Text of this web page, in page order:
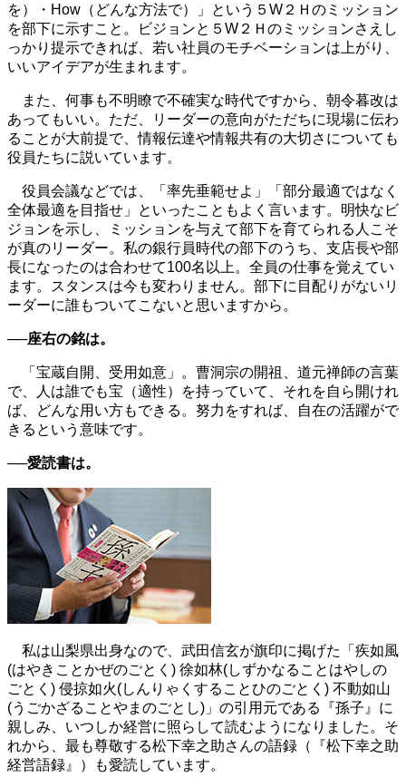
を）・How（どんな方法で）」という５W２Ｈのミッション
を部下に示すこと。ビジョンと５W２Ｈのミッションさえし
っかり提示できれば、若い社員のモチベーションは上がり、
いいアイデアが生まれます。
また、何事も不明瞭で不確実な時代ですから、朝令暮改は
あってもいい。ただ、リーダーの意向がただちに現場に伝わ
ることが大前提で、情報伝達や情報共有の大切さについても
役員たちに説いています。
役員会議などでは、「率先垂範せよ」「部分最適ではなく
全体最適を目指せ」といったこともよく言います。明快なビ
ジョンを示し、ミッションを与えて部下を育てられる人こそ
が真のリーダー。私の銀行員時代の部下のうち、支店長や部
長になったのは合わせて100名以上。全員の仕事を覚えてい
ます。スタンスは今も変わりません。部下に目配りがないリ
ーダーに誰もついてこないと思いますから。
──座右の銘は。
「宝蔵自開、受用如意」。曹洞宗の開祖、道元禅師の言葉
で、人は誰でも宝（適性）を持っていて、それを自ら開けれ
ば、どんな用い方もできる。努力をすれば、自在の活躍がで
きるという意味です。
──愛読書は。
私は山梨県出身なので、武田信玄が旗印に掲げた「疾如風
(はやきことかぜのごとく) 徐如林(しずかなることはやしの
ごとく) 侵掠如火(しんりゃくすることひのごとく) 不動如山
(うごかざることやまのごとし)」の引用元である『孫子』に
親しみ、いつしか経営に照らして読むようになりました。そ
れから、最も尊敬する松下幸之助さんの語録（『松下幸之助
経営語録』）も愛読しています。